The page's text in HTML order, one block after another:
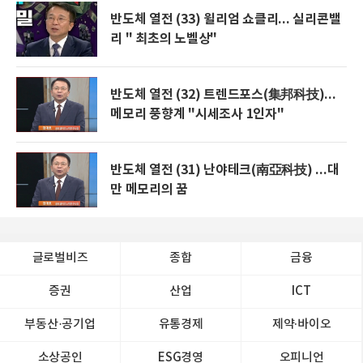
반도체 열전 (33) 윌리엄 쇼클리... 실리콘밸
리 " 최초의 노벨상"
반도체 열전 (32) 트렌드포스(集邦科技)...
메모리 풍향계 "시세조사 1인자"
반도체 열전 (31) 난야테크(南亞科技) ...대
만 메모리의 꿈
글로벌비즈 종합 금융
증권 산업 ICT
부동산·공기업 유통경제 제약∙바이오
소상공인 ESG경영 오피니언